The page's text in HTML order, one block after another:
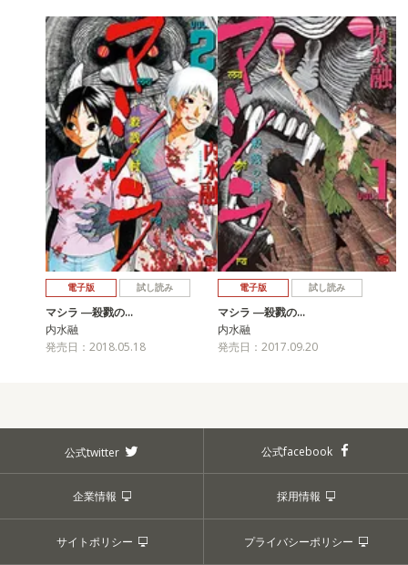
電子版 試し読み
マシラ ―殺戮の…
内水融
発売日：2018.05.18
電子版 試し読み
マシラ ―殺戮の…
内水融
発売日：2017.09.20
公式twitter 公式facebook
企業情報 採用情報
サイトポリシー プライバシーポリシー